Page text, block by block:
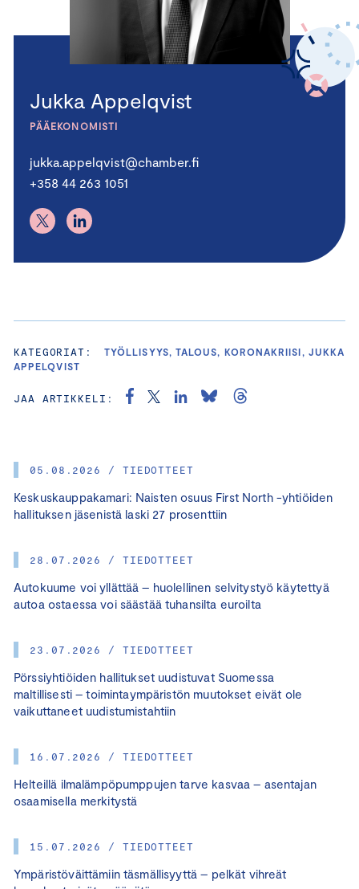
05.08.2026 / TIEDOTTEET
Keskuskauppakamari: Naisten osuus First North -yhtiöiden
hallituksen jäsenistä laski 27 prosenttiin
28.07.2026 / TIEDOTTEET
Autokuume voi yllättää – huolellinen selvitystyö käytettyä
autoa ostaessa voi säästää tuhansilta euroilta
23.07.2026 / TIEDOTTEET
Pörssiyhtiöiden hallitukset uudistuvat Suomessa
maltillisesti – toimintaympäristön muutokset eivät ole
vaikuttaneet uudistumistahtiin
16.07.2026 / TIEDOTTEET
Helteillä ilmalämpöpumppujen tarve kasvaa – asentajan
osaamisella merkitystä
15.07.2026 / TIEDOTTEET
Ympäristöväittämiin täsmällisyyttä – pelkät vihreät
Jukka Appelqvist
PÄÄEKONOMISTI
jukka.appelqvist@chamber.fi
+358 44 263 1051
KATEGORIAT:
TYÖLLISYYS, TALOUS, KORONAKRIISI, JUKKA
APPELQVIST
JAA ARTIKKELI: